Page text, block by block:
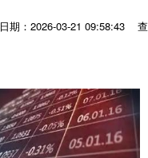
日期：2026-03-21 09:58:43
查